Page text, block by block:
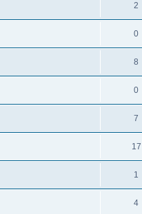
2
0
8
0
7
17
1
4